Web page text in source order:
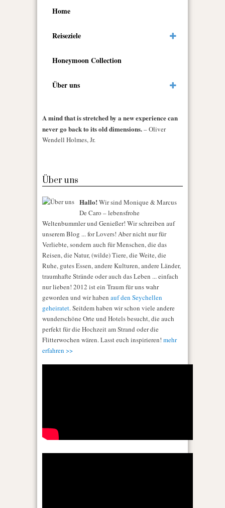
Home
Reiseziele
Honeymoon Collection
Über uns
A mind that is stretched by a new experience can
never go back to its old dimensions.– Oliver
Wendell Holmes, Jr.
Über uns
Hallo!Wir sind Monique & Marcus
De Caro – lebensfrohe
Weltenbummler und Genießer! Wir schreiben auf
unserem Blog ... for Lovers! Aber nicht nur für
Verliebte, sondern auch für Menschen, die das
Reisen, die Natur, (wilde) Tiere, die Weite, die
Ruhe, gutes Essen, andere Kulturen, andere Länder,
traumhafte Strände oder auch das Leben ... einfach
nur lieben! 2012 ist ein Traum für uns wahr
geworden und wir haben auf den Seychellen
geheiratet. Seitdem haben wir schon viele andere
wunderschöne Orte und Hotels besucht, die auch
perfekt für die Hochzeit am Strand oder die
Flitterwochen wären. Lasst euch inspirieren! mehr
erfahren >>